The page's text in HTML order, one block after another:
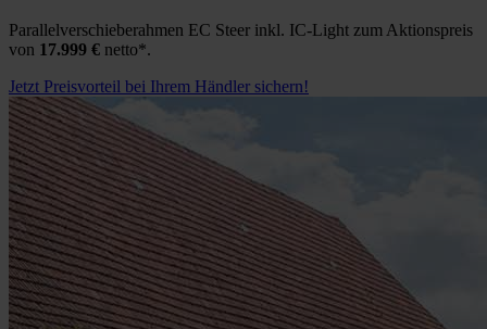
Parallelverschieberahmen EC Steer inkl. IC-Light zum Aktionspreis
von 17.999 € netto*.
Jetzt Preisvorteil bei Ihrem Händler sichern!